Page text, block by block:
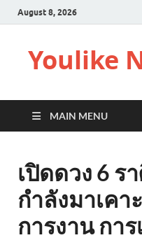
August 8, 2026
Youlike
MAIN MENU
เปิดดวง 6 ร
กำลังมาเคา
การงาน การ